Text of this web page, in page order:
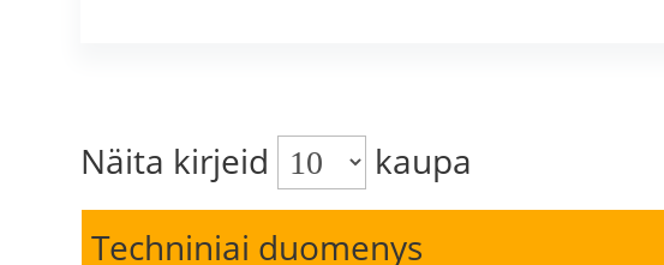
Näita kirjeid kaupa
Techniniai duomenys